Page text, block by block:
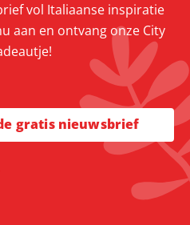
vol Italiaanse inspiratie
aan en ontvang onze City
gratis nieuwsbrief